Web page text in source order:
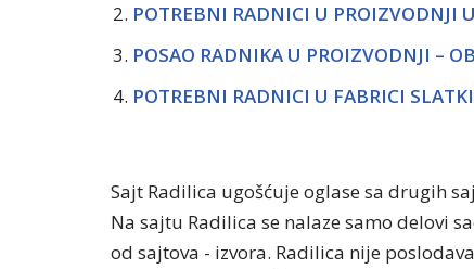
POTREBNI RADNICI U PROIZVODNJI
POSAO RADNIKA U PROIZVODNJI –
POTREBNI RADNICI U FABRICI
Sajt Radilica ugošćuje oglase sa drugih
Na sajtu Radilica se nalaze samo delovi
od sajtova - izvora. Radilica nije